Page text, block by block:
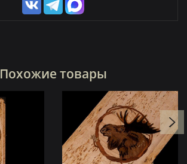
Похожие товары